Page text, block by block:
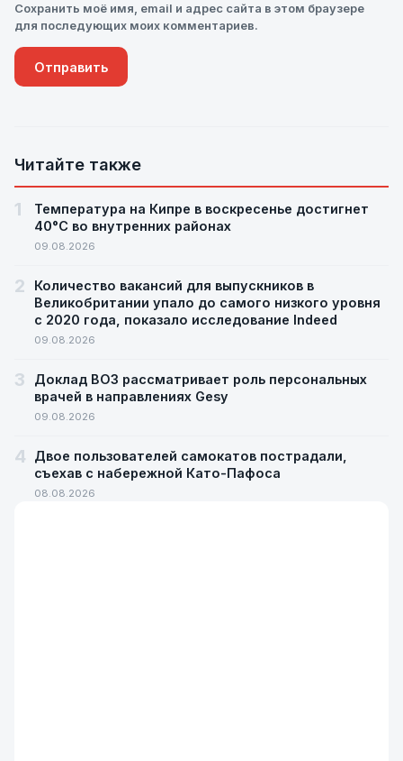
Сохранить моё имя, email и адрес сайта в этом браузере
для последующих моих комментариев.
Читайте также
1
Температура на Кипре в воскресенье достигнет
40°C во внутренних районах
09.08.2026
2
Количество вакансий для выпускников в
Великобритании упало до самого низкого уровня
с 2020 года, показало исследование Indeed
09.08.2026
3
Доклад ВОЗ рассматривает роль персональных
врачей в направлениях Gesy
09.08.2026
4
Двое пользователей самокатов пострадали,
съехав с набережной Като-Пафоса
08.08.2026